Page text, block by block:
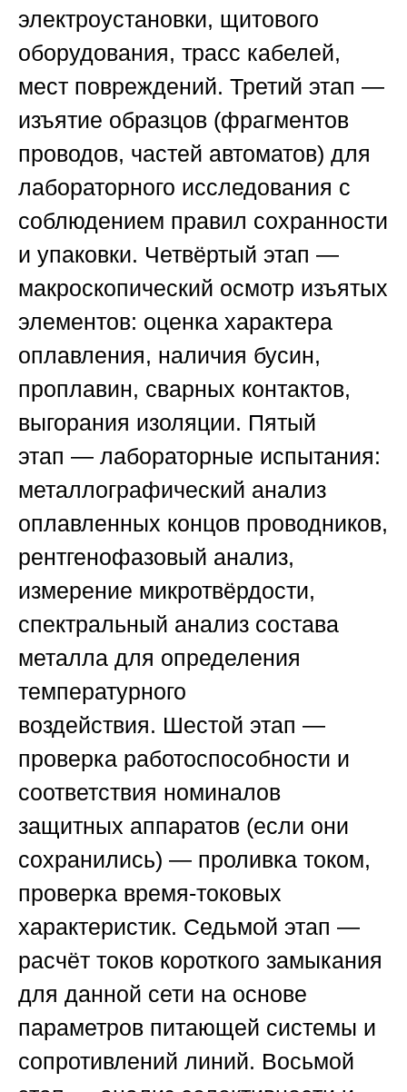
электроустановки, щитового
оборудования, трасс кабелей,
мест повреждений. Третий этап —
изъятие образцов (фрагментов
проводов, частей автоматов) для
лабораторного исследования с
соблюдением правил сохранности
и упаковки. Четвёртый этап —
макроскопический осмотр изъятых
элементов: оценка характера
оплавления, наличия бусин,
проплавин, сварных контактов,
выгорания изоляции. Пятый
этап — лабораторные испытания:
металлографический анализ
оплавленных концов проводников,
рентгенофазовый анализ,
измерение микротвёрдости,
спектральный анализ состава
металла для определения
температурного
воздействия. Шестой этап —
проверка работоспособности и
соответствия номиналов
защитных аппаратов (если они
сохранились) — проливка током,
проверка время-токовых
характеристик. Седьмой этап —
расчёт токов короткого замыкания
для данной сети на основе
параметров питающей системы и
сопротивлений линий. Восьмой